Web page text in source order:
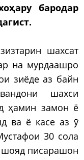
бародар
шахсат
на мурдаашро
зиёде аз байн
шахси
ҳамин замон ё
ва ё касе аз ӯ
30 сола
шояд писарашон